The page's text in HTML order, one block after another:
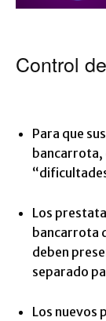
Control
Para que
bancarrota,
Los
bancarrota
deben
separado
Los nuevos